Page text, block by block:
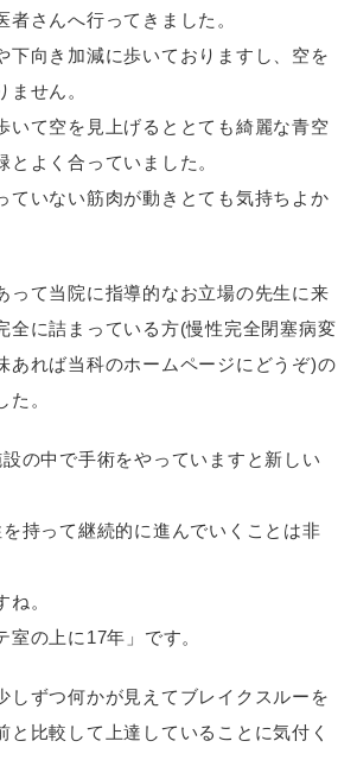
者さんへ行ってきました。
下向き加減に歩いておりますし、空を
ません。
いて空を見上げるととても綺麗な青空
とよく合っていました。
ていない筋肉が動きとても気持ちよか
って当院に指導的なお立場の先生に来
全に詰まっている方(慢性完全閉塞病変
あれば当科のホームページにどうぞ)の
。
の中で手術をやっていますと新しい
持って継続的に進んでいくことは非
。
室の上に 17年」です。
しずつ何かが見えてブレイクスルーを
と比較して上達していることに気付く